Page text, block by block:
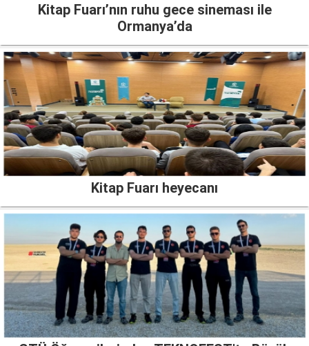
Kitap Fuarı’nın ruhu gece sineması ile
Ormanya’da
Kitap Fuarı heyecanı